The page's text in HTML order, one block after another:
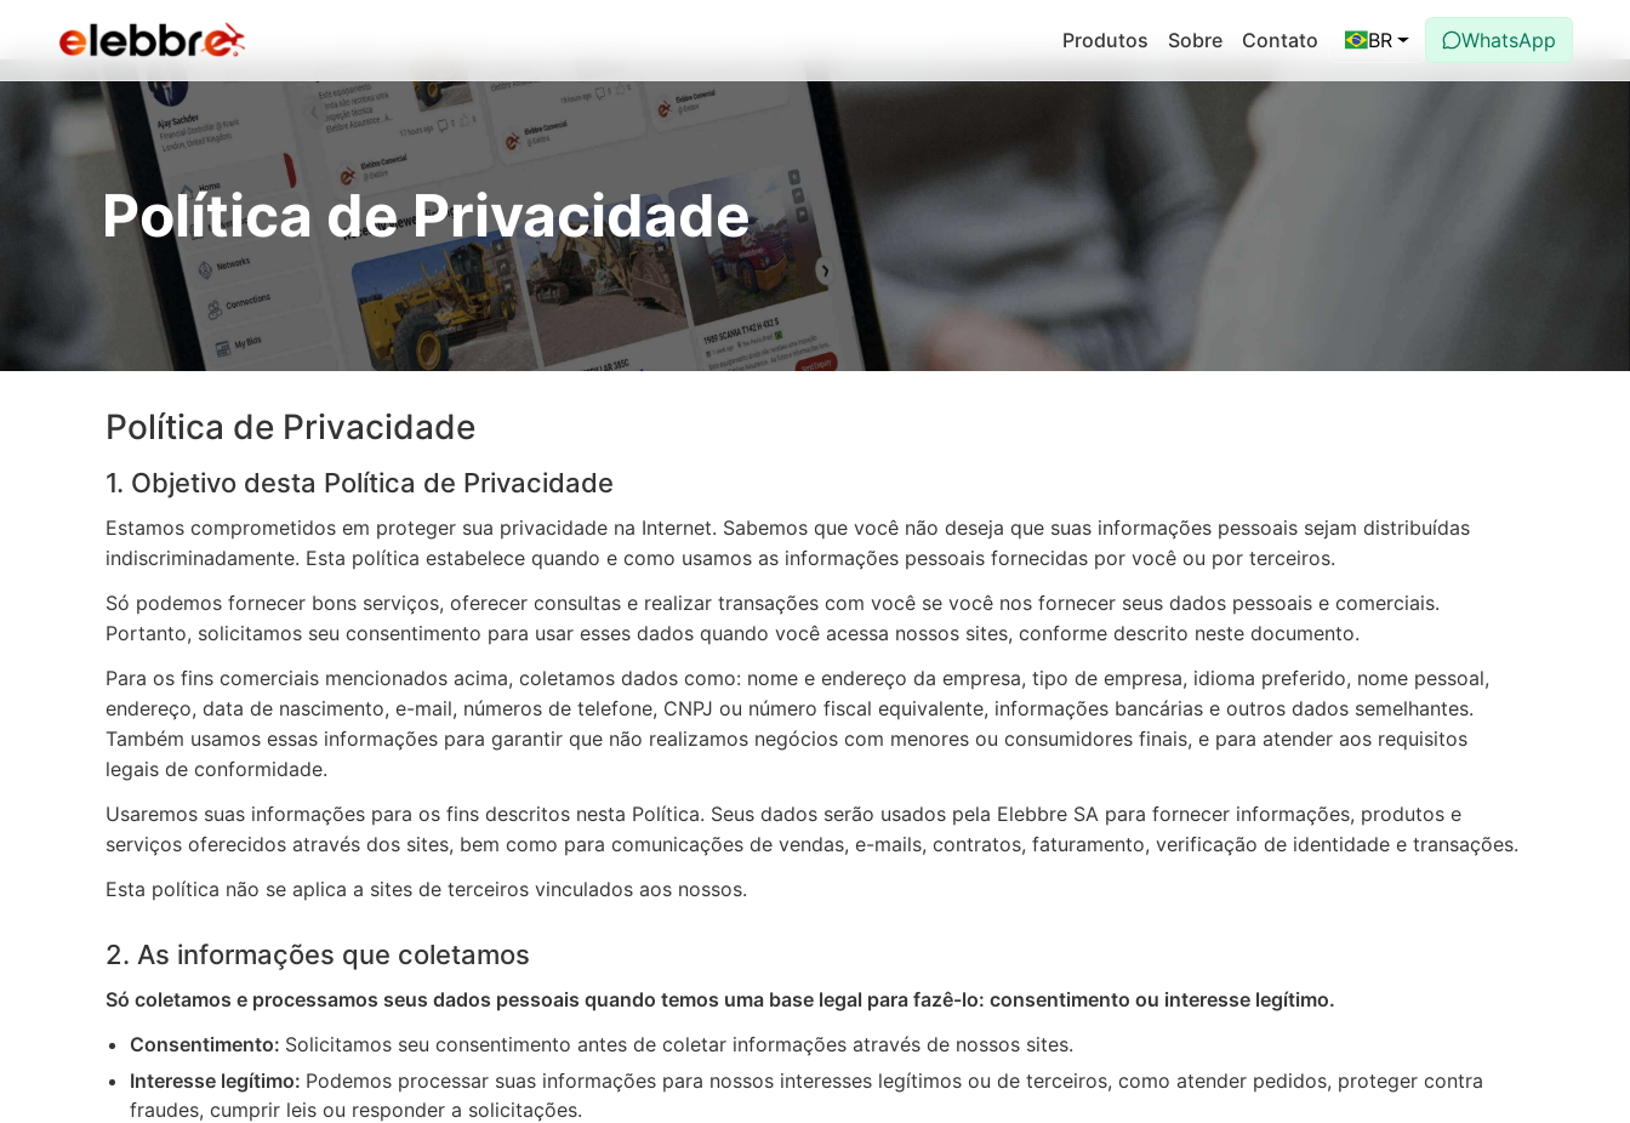
Produtos Sobre Contato BR WhatsApp
Política de Privacidade
Política de Privacidade
1. Objetivo desta Política de Privacidade
Estamos comprometidos em proteger sua privacidade na Internet. Sabemos que você não deseja que suas informações pessoais sejam distribuídas
indiscriminadamente. Esta política estabelece quando e como usamos as informações pessoais fornecidas por você ou por terceiros.
Só podemos fornecer bons serviços, oferecer consultas e realizar transações com você se você nos fornecer seus dados pessoais e comerciais.
Portanto, solicitamos seu consentimento para usar esses dados quando você acessa nossos sites, conforme descrito neste documento.
Para os fins comerciais mencionados acima, coletamos dados como: nome e endereço da empresa, tipo de empresa, idioma preferido, nome pessoal,
endereço, data de nascimento, e-mail, números de telefone, CNPJ ou número fiscal equivalente, informações bancárias e outros dados semelhantes.
Também usamos essas informações para garantir que não realizamos negócios com menores ou consumidores finais, e para atender aos requisitos
legais de conformidade.
Usaremos suas informações para os fins descritos nesta Política. Seus dados serão usados pela Elebbre SA para fornecer informações, produtos e
serviços oferecidos através dos sites, bem como para comunicações de vendas, e-mails, contratos, faturamento, verificação de identidade e transações.
Esta política não se aplica a sites de terceiros vinculados aos nossos.
2. As informações que coletamos
Só coletamos e processamos seus dados pessoais quando temos uma base legal para fazê-lo: consentimento ou interesse legítimo.
Consentimento: Solicitamos seu consentimento antes de coletar informações através de nossos sites.
Interesse legítimo: Podemos processar suas informações para nossos interesses legítimos ou de terceiros, como atender pedidos, proteger contra
fraudes, cumprir leis ou responder a solicitações.